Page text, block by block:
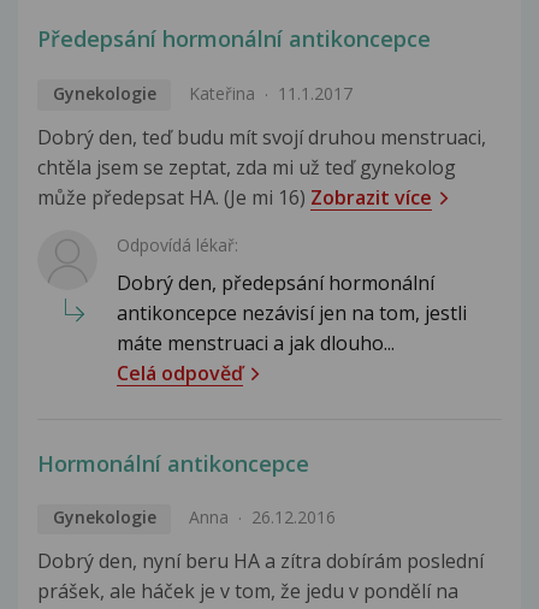
Předepsání hormonální antikoncepce
Gynekologie Kateřina 11.1.2017
Dobrý den, teď budu mít svojí druhou menstruaci,
chtěla jsem se zeptat, zda mi už teď gynekolog
může předepsat HA. (Je mi 16) Zobrazit více
Odpovídá lékař:
Dobrý den, předepsání hormonální
antikoncepce nezávisí jen na tom, jestli
máte menstruaci a jak dlouho...
Celá odpověď
Hormonální antikoncepce
Gynekologie Anna 26.12.2016
Dobrý den, nyní beru HA a zítra dobírám poslední
prášek, ale háček je v tom, že jedu v pondělí na